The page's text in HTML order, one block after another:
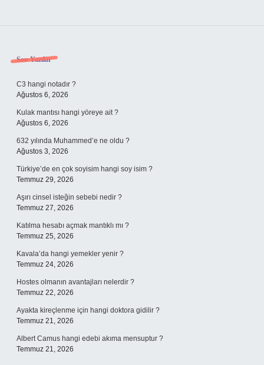
Sidebar
Son Yazılar
C3 hangi notadır ?
Ağustos 6, 2026
Kulak mantısı hangi yöreye ait ?
Ağustos 6, 2026
632 yılında Muhammed’e ne oldu ?
Ağustos 3, 2026
Türkiye’de en çok soyisim hangi soy isim ?
Temmuz 29, 2026
Aşırı cinsel isteğin sebebi nedir ?
Temmuz 27, 2026
Katılma hesabı açmak mantıklı mı ?
Temmuz 25, 2026
Kavala’da hangi yemekler yenir ?
Temmuz 24, 2026
Hostes olmanın avantajları nelerdir ?
Temmuz 22, 2026
Ayakta kireçlenme için hangi doktora gidilir ?
Temmuz 21, 2026
Albert Camus hangi edebi akıma mensuptur ?
Temmuz 21, 2026